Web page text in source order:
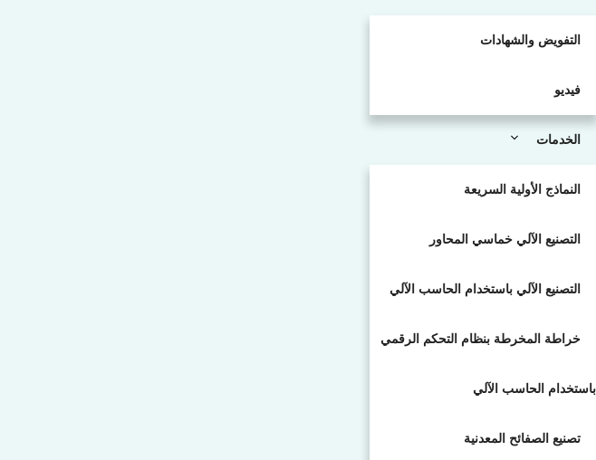
التفويض والشهادات
فيديو
الخدمات
النماذج الأولية السريعة
التصنيع الآلي خماسي المحاور
التصنيع الآلي باستخدام الحاسب الآلي
خراطة المخرطة بنظام التحكم الرقمي
باستخدام الحاسب الآلي
تصنيع الصفائح المعدنية